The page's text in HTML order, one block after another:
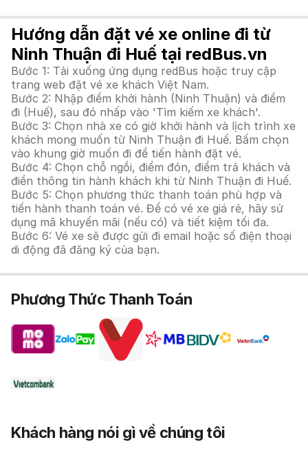
Hướng dẫn đặt vé xe online đi từ
Ninh Thuận đi Huế tại redBus.vn
Bước 1: Tải xuống ứng dụng redBus hoặc truy cập
trang web đặt vé xe khách Việt Nam.
Bước 2: Nhập điểm khởi hành (Ninh Thuận) và điểm
đi (Huế), sau đó nhấp vào 'Tìm kiếm xe khách'.
Bước 3: Chọn nhà xe có giờ khởi hành và lịch trình xe
khách mong muốn từ Ninh Thuận đi Huế. Bấm chọn
vào khung giờ muốn đi để tiến hành đặt vé.
Bước 4: Chọn chỗ ngồi, điểm đón, điểm trả khách và
điền thông tin hành khách khi từ Ninh Thuận đi Huế.
Bước 5: Chọn phương thức thanh toán phù hợp và
tiến hành thanh toán vé. Để có vé xe giá rẻ, hãy sử
dụng mã khuyến mãi (nếu có) và tiết kiệm tối đa.
Bước 6: Vé xe sẽ được gửi đi email hoặc số điện thoại
di động đã đăng ký của bạn.
Phương Thức Thanh Toán
Khách hàng nói gì về chúng tôi